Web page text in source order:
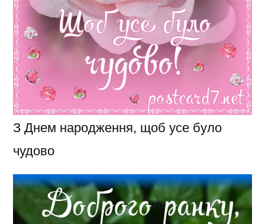
З Днем народження, щоб усе було
чудово